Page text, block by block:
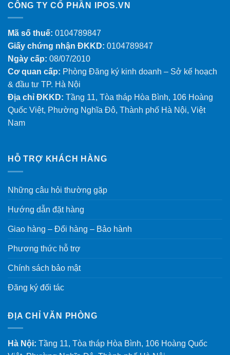
CÔNG TY CỔ PHẦN IPOS.VN
Mã số thuế: 0104789847
Giấy chứng nhận ĐKKD: 0104789847
Ngày cấp: 08/07/2010
Cơ quan cấp: Phòng Đăng ký kinh doanh – Sở kế hoạch
& đầu tư TP. Hà Nội
Địa chỉ ĐKKD: Tầng 11, Tòa tháp Hòa Bình, 106 Hoàng
Quốc Việt, Phường Nghĩa Đô, Thành phố Hà Nội, Việt
Nam
HỖ TRỢ KHÁCH HÀNG
Những câu hỏi thường gặp
Hướng dẫn đặt hàng
Giao hàng – Đổi hàng – Bảo hành
Phương thức hỗ trợ
Chính sách bảo mật
Đăng ký đối tác
ĐỊA CHỈ VĂN PHÒNG
Hà Nội: Tầng 11, Tòa tháp Hòa Bình, 106 Hoàng Quốc